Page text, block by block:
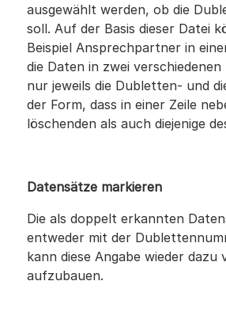
ausgewählt werden, ob die
soll. Auf der Basis dieser Datei
Beispiel Ansprechpartner in
die Daten in zwei
nur jeweils die Dubletten- und
der Form, dass in einer Zeile
löschenden als auch diejenige
Datensätze markieren
Die als doppelt erkannten
entweder mit der
kann diese Angabe wieder
aufzubauen.